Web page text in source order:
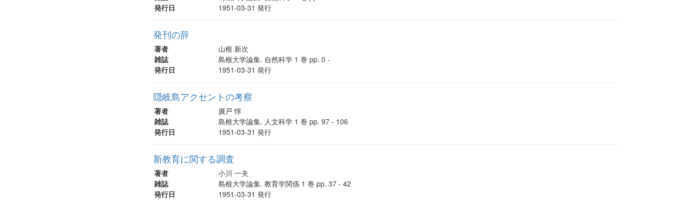
発行日
1951-03-31 発行
発刊の辞
著者
山根 新次
雑誌
島根大学論集. 自然科学 1 巻 pp. 0 -
発行日
1951-03-31 発行
隠岐島アクセントの考察
著者
廣戸 惇
雑誌
島根大学論集. 人文科学 1 巻 pp. 97 - 106
発行日
1951-03-31 発行
新教育に関する調査
著者
小川 一夫
雑誌
島根大学論集. 教育学関係 1 巻 pp. 37 - 42
発行日
1951-03-31 発行